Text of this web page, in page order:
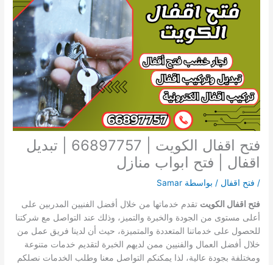
فتح اقفال الكويت | 66897757 | تبديل
اقفال | فتح ابواب منازل
/ فتح اقفال / بواسطة Samar
فتح اقفال الكويت تقدم خدماتها من خلال أفضل الفنيين المدربين على
أعلى مستوى من الجودة والخبرة والتميز، وذلك عند التواصل مع شركتنا
للحصول على خدماتنا المتعددة والمتميزة، حيث أن لدينا فريق عمل من
خلال أفضل العمال والفنيين ممن لديهم الخبرة لتقديم خدمات متنوعة
ومختلفة بجودة عالية، لذا يمكنكم التواصل معنا وطلب الخدمات نصلكم